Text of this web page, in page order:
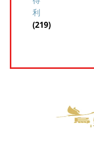
利
(219)